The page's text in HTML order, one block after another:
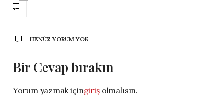
HENÜZ YORUM YOK
Bir Cevap bırakın
Yorum yazmak içingiriş olmalısın.